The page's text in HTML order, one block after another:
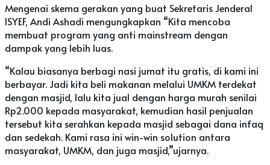
Mengenai skema gerakan yang buat Sekretaris Jenderal
ISYEF, Andi Ashadi mengungkapkan “Kita mencoba
membuat program yang anti mainstream dengan
dampak yang lebih luas.
“Kalau biasanya berbagi nasi jumat itu gratis, di kami ini
berbayar. Jadi kita beli makanan melalui UMKM terdekat
dengan masjid, lalu kita jual dengan harga murah senilai
Rp2.000 kepada masyarakat, kemudian hasil penjualan
tersebut kita serahkan kepada masjid sebagai dana infaq
dan sedekah. Kami rasa ini win-win solution antara
masyarakat, UMKM, dan juga masjid,”ujarnya.